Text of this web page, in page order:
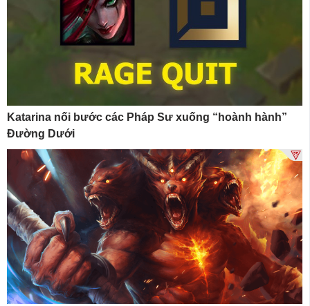
Katarina nối bước các Pháp Sư xuống “hoành hành”
Đường Dưới